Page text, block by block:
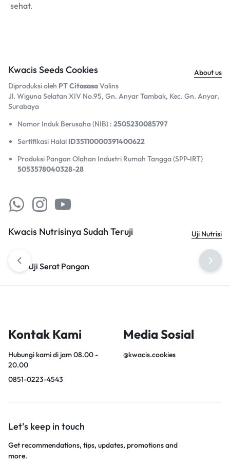
sehat.
Kwacis Seeds Cookies
About us
Diproduksi oleh PT CitasasaValins
Jl. Wiguna Selatan XIV No.95, Gn. Anyar Tambak, Kec. Gn. Anyar,
Surabaya​
Nomor Induk Berusaha (NIB) :2505230085797
Sertifikasi Halal ID35110000391400622
Produksi Pangan Olahan Industri Rumah Tangga (SPP-IRT)
5053578040328-28
Kwacis Nutrisinya Sudah Teruji Uji Nutrisi
Uji Serat Pangan
Kontak Kami
Hubungi kami di jam 08.00 -
20.00
0851-0223-4543
Media Sosial
@kwacis.cookies
Let’s keep in touch
Get recommendations, tips, updates, promotions and
more.